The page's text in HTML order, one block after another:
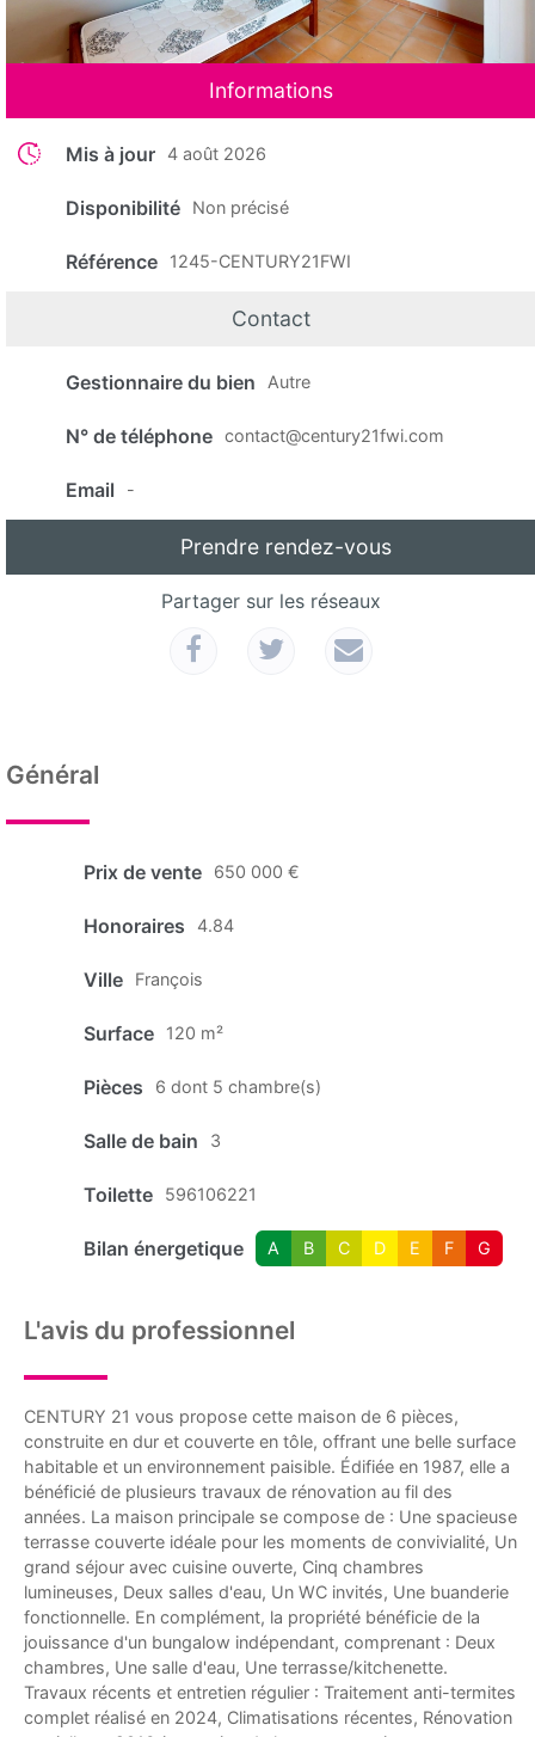
Informations
Mis à jour 4 août 2026
Disponibilité Non précisé
Référence 1245-CENTURY21FWI
Contact
Gestionnaire du bien Autre
N° de téléphone contact@century21fwi.com
Email -
Prendre rendez-vous
Partager sur les réseaux
Général
Prix de vente 650 000 €
Honoraires 4.84
Ville François
Surface 120 m²
Pièces 6 dont 5 chambre(s)
Salle de bain 3
Toilette 596106221
Bilan énergetique A B C D E F G
L'avis du professionnel
CENTURY 21 vous propose cette maison de 6 pièces,
construite en dur et couverte en tôle, offrant une belle surface
habitable et un environnement paisible. Édifiée en 1987, elle a
bénéficié de plusieurs travaux de rénovation au fil des
années. La maison principale se compose de : Une spacieuse
terrasse couverte idéale pour les moments de convivialité, Un
grand séjour avec cuisine ouverte, Cinq chambres
lumineuses, Deux salles d'eau, Un WC invités, Une buanderie
fonctionnelle. En complément, la propriété bénéficie de la
jouissance d'un bungalow indépendant, comprenant : Deux
chambres, Une salle d'eau, Une terrasse/kitchenette.
Travaux récents et entretien régulier : Traitement anti-termites
complet réalisé en 2024, Climatisations récentes, Rénovation